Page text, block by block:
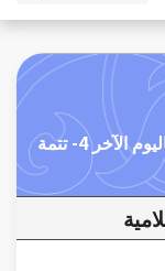
العقيدة الإسلامية - الدرس : 46 - الإيمان باليوم الآخر 4- تتمة